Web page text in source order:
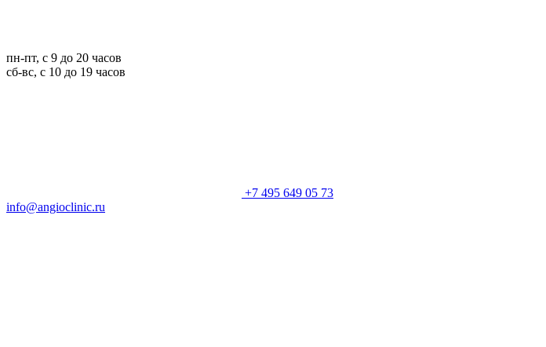
пн-пт, с 9 до 20 часов
сб-вс, с 10 до 19 часов
+7 495 649 05 73
info@angioclinic.ru